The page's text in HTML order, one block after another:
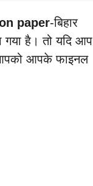
paper-बिहार
गया है। तो यदि आप
आपको आपके फाइनल